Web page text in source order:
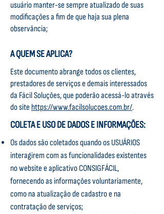
usuário manter-se sempre atualizado de suas
modificações a fim de que haja sua plena
observância;
A QUEM SE APLICA?
Este documento abrange todos os clientes,
prestadores de serviços e demais interessados
da Fácil Soluções, que poderão acessá-lo através
do site https://www.facilsolucoes.com.br/.
COLETA E USO DE DADOS E INFORMAÇÕES:
Os dados são coletados quando os USUÁRIOS
interagirem com as funcionalidades existentes
no website e aplicativo CONSIGFÁCIL,
fornecendo as informações voluntariamente,
como na atualização de cadastro e na
contratação de serviços;